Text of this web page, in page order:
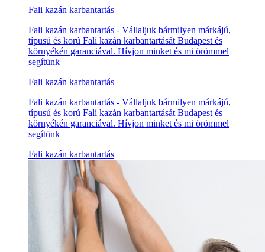
Fali kazán karbantartás
Fali kazán karbantartás - Vállaljuk bármilyen márkájú,
típusú és korú Fali kazán karbantartását Budapest és
környékén garanciával. Hívjon minket és mi örömmel
segítünk
Fali kazán karbantartás
Fali kazán karbantartás - Vállaljuk bármilyen márkájú,
típusú és korú Fali kazán karbantartását Budapest és
környékén garanciával. Hívjon minket és mi örömmel
segítünk
Fali kazán karbantartás